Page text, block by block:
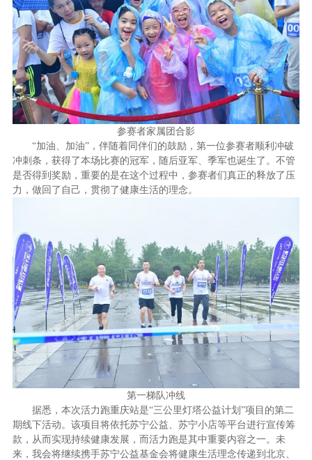
参赛者家属团合影
“加油、加油”，伴随着同伴们的鼓励，第一位参赛者顺利冲破
冲刺条，获得了本场比赛的冠军，随后亚军、季军也诞生了。不管
是否得到奖励 ，重要的是在这个过程中，参赛者们真正的释放了 压
力 ，做回了自己，贯彻了健康生活的理念 。
第一梯队冲线
据悉，本次活力跑重庆站是“三公里灯塔公益计划”项目的第二
期线下活动。该项目将依托苏宁公益、苏宁小店等平台进行宣传筹
款，从而实现持续健康发展，而活力跑是其中重要内容之一。未
来，我会将继续携手苏宁公益基金会将健康生活理念传递到北京、